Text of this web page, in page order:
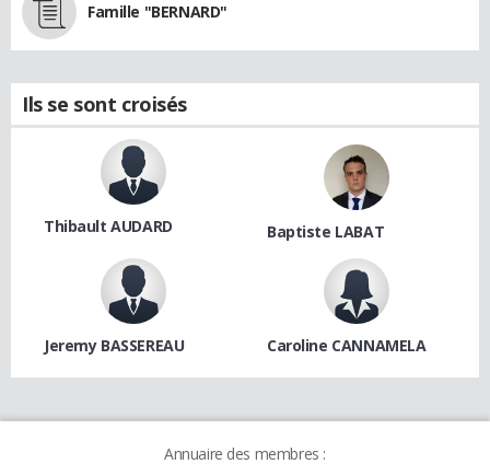
Famille "BERNARD"
Ils se sont croisés
Thibault AUDARD Baptiste LABAT
Jeremy BASSEREAU Caroline CANNAMELA
Annuaire des membres :